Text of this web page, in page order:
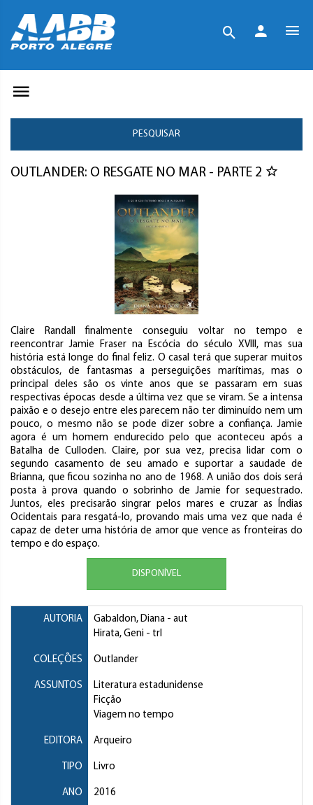
PESQUISAR
OUTLANDER: O RESGATE NO MAR - PARTE 2
Claire Randall finalmente conseguiu voltar no tempo e
reencontrar Jamie Fraser na Escócia do século XVIII, mas sua
história está longe do final feliz. O casal terá que superar muitos
obstáculos, de fantasmas a perseguições marítimas, mas o
principal deles são os vinte anos que se passaram em suas
respectivas épocas desde a última vez que se viram. Se a intensa
paixão e o desejo entre eles parecem não ter diminuído nem um
pouco, o mesmo não se pode dizer sobre a confiança. Jamie
agora é um homem endurecido pelo que aconteceu após a
Batalha de Culloden. Claire, por sua vez, precisa lidar com o
segundo casamento de seu amado e suportar a saudade de
Brianna, que ficou sozinha no ano de 1968. A união dos dois será
posta à prova quando o sobrinho de Jamie for sequestrado.
Juntos, eles precisarão singrar pelos mares e cruzar as Índias
Ocidentais para resgatá-lo, provando mais uma vez que nada é
capaz de deter uma história de amor que vence as fronteiras do
tempo e do espaço.
DISPONÍVEL
AUTORIA Gabaldon, Diana - aut
Hirata, Geni - trl
COLEÇÕES Outlander
ASSUNTOS
Literatura estadunidense
Ficção
Viagem no tempo
EDITORA Arqueiro
TIPO Livro
ANO 2016